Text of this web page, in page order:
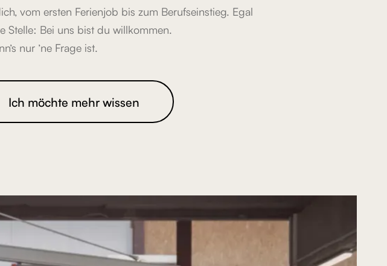
vom ersten Ferienjob bis zum Berufseinstieg. Egal
Stelle: Bei uns bist du willkommen.
nur ’ne Frage ist.
Ich möchte mehr wissen